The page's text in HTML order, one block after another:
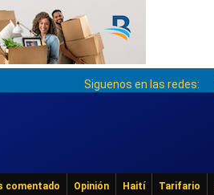
Siguenos en las redes:
comentado Opinión Haití Tarifario